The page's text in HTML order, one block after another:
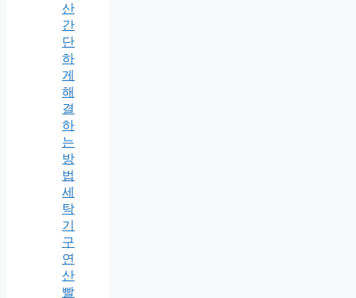
산
간
단
하
게
해
결
하
는
방
법
세
탁
기
구
연
산
빨